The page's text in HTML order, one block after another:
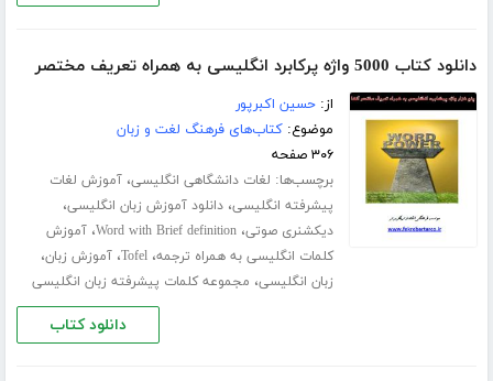
دانلود کتاب 5000 واژه پرکابرد انگلیسی به همراه تعریف مختصر
از:حسین اکبرپور
موضوع:کتاب‌های فرهنگ لغت و زبان
۳۰۶ صفحه
برچسب‌ها: لغات دانشگاهی انگلیسی،آموزش لغات
پیشرفته انگلیسی،دانلود آموزش زبان انگلیسی،
دیکشنری صوتی،Word with Brief definition،آموزش
کلمات انگلیسی به همراه ترجمه،Tofel،آموزش زبان،
زبان انگلیسی، مجموعه کلمات پیشرفته زبان انگلیسی
دانلود کتاب